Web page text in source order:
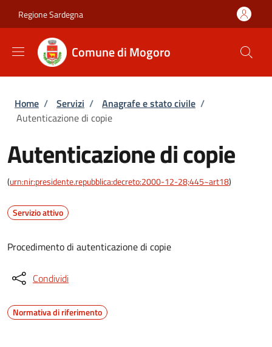
Regione Sardegna
Comune di Mogoro
Briciole di pane
Home / Servizi / Anagrafe e stato civile /
Autenticazione di copie
Autenticazione di copie
(urn:nir:presidente.repubblica:decreto:2000-12-28;445~art18)
Servizio attivo
Procedimento di autenticazione di copie
Condividi
Normativa di riferimento